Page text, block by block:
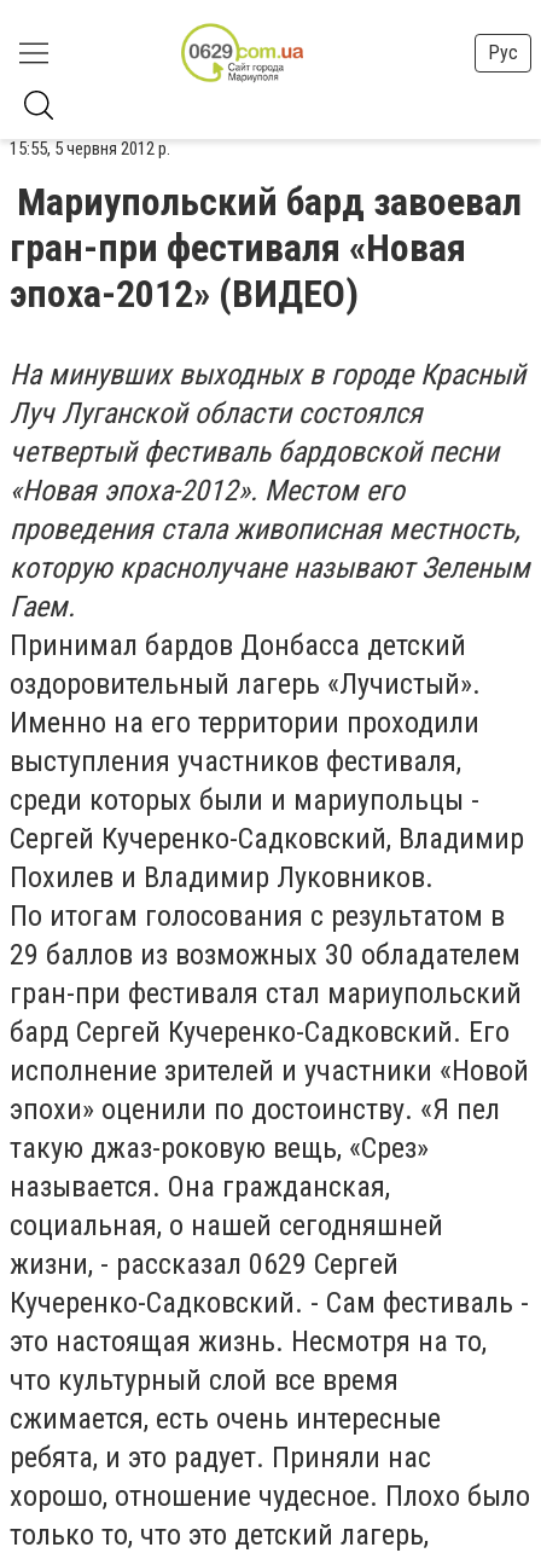
Рус
15:55, 5 червня 2012 р.
Мариупольский бард завоевал
гран-при фестиваля «Новая
эпоха-2012» (ВИДЕО)
На минувших выходных в городе Красный
Луч Луганской области состоялся
четвертый фестиваль бардовской песни
«Новая эпоха-2012». Местом его
проведения стала живописная местность,
которую краснолучане называют Зеленым
Гаем.
Принимал бардов Донбасса детский
оздоровительный лагерь «Лучистый».
Именно на его территории проходили
выступления участников фестиваля,
среди которых были и мариупольцы -
Сергей Кучеренко-Садковский, Владимир
Похилев и Владимир Луковников.
По итогам голосования с результатом в
29 баллов из возможных 30 обладателем
гран-при фестиваля стал мариупольский
бард Сергей Кучеренко-Садковский. Его
исполнение зрителей и участники «Новой
эпохи» оценили по достоинству. «Я пел
такую джаз-роковую вещь, «Срез»
называется. Она гражданская,
социальная, о нашей сегодняшней
жизни, - рассказал 0629 Сергей
Кучеренко-Садковский. - Сам фестиваль -
это настоящая жизнь. Несмотря на то,
что культурный слой все время
сжимается, есть очень интересные
ребята, и это радует. Приняли нас
хорошо, отношение чудесное. Плохо было
только то, что это детский лагерь,